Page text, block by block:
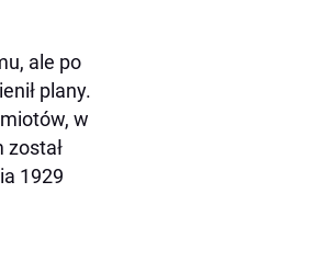
ale po
plany.
w
został
1929